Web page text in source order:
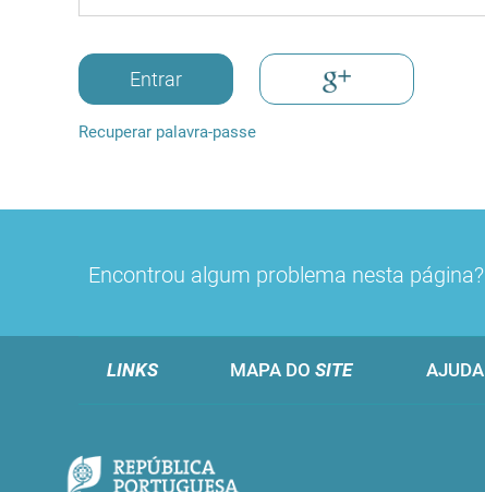
Entrar
Recuperar palavra-passe
Encontrou algum problema nesta página?
LINKS MAPA DO SITE AJUDA